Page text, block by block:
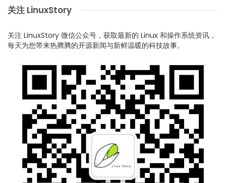
关注 LinuxStory
关注 LinuxStory 微信公众号，获取最新的 Linux 和操作系统资讯，
每天为您带来热腾腾的开源新闻与新鲜温暖的科技故事。